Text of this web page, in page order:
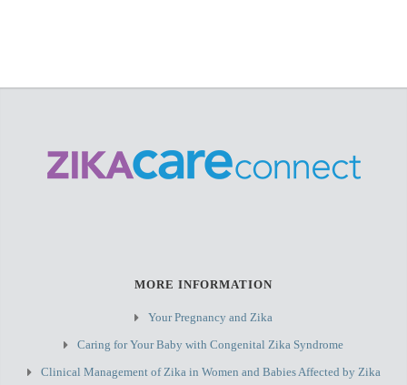
MORE INFORMATION
Your Pregnancy and Zika
Caring for Your Baby with Congenital Zika Syndrome
Clinical Management of Zika in Women and Babies Affected by Zika